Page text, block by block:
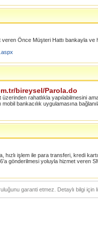
Önce Müşteri Hattı bankayla ve
bireysel/Parola.do
rahatlıkla yapılabilmesini
bankacılık uygulamasına
hızlı işlem ile para transferi, kredi
gönderilmesi yoluyla hizmet veren
garanti etmez. Detaylı bilgi için